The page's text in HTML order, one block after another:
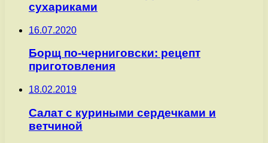
сухариками
16.07.2020
Борщ по-черниговски: рецепт
приготовления
18.02.2019
Салат с куриными сердечками и
ветчиной